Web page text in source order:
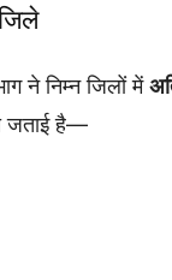
ने निम्न जिलों में
है—